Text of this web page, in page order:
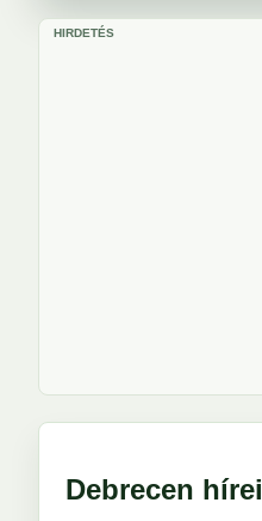
HIRDETÉS
Debrecen hírei